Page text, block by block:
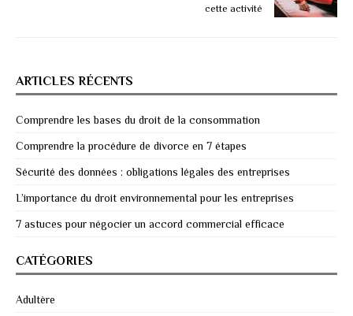
cette activité
ARTICLES RÉCENTS
Comprendre les bases du droit de la consommation
Comprendre la procédure de divorce en 7 étapes
Sécurité des données : obligations légales des entreprises
L’importance du droit environnemental pour les entreprises
7 astuces pour négocier un accord commercial efficace
CATÉGORIES
Adultère